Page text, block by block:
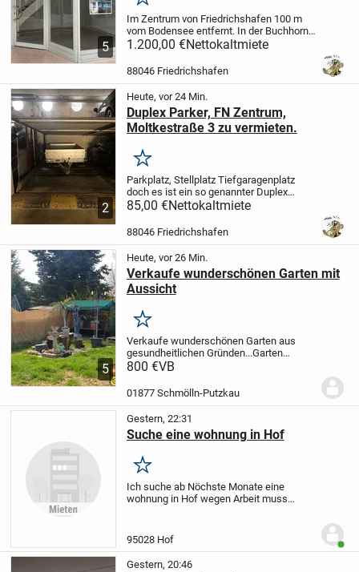
5
Merken
Im Zentrum von Friedrichshafen 100 m
vom Bodensee entfernt. In der Buchhorn
Passage befindet sich diese Laden
gibt keine Genehmigung für Gastronomie.
1.200,00 €Nettokaltmiete
88046 Friedrichshafen
2
Heute, vor 24 Min.
Duplex Parker, FN Zentrum,
Moltkestraße 3 zu vermieten.
Merken
Parkplatz, Stellplatz Tiefgaragenplatz
doch es ist ein so genannter Duplex
Parker, FN Zentrum, Moltkestraße 3 zu
inklusive der 36 € Hausgeld aus der
85,00 €Nettokaltmiete
88046 Friedrichshafen
5
Heute, vor 26 Min.
Verkaufe wunderschönen Garten mit
Aussicht
Merken
Verkaufe wunderschönen Garten aus
gesundheitlichen Gründen...Garten
befindet sich unterhalb vom Steinbruch in
Anbaupflichten..!!..und man ist schnell im
800 €VB
01877 Schmölln-Putzkau
Gestern, 22:31
Suche eine wohnung in Hof
Merken
Ich suche ab Nöchste Monate eine
wohnung in Hof wegen Arbeit muss
frei haben oder so
95028 Hof
Gestern, 20:46